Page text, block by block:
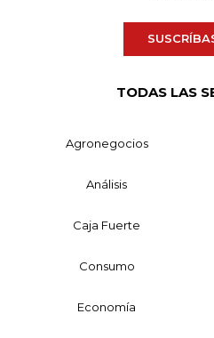
TODAS LAS
Agronegocios
Análisis
Caja Fuerte
Consumo
Economía